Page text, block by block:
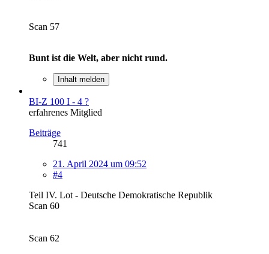
Scan 57
Bunt ist die Welt, aber nicht rund.
Inhalt melden
BI-Z 100 I - 4 ?
erfahrenes Mitglied
Beiträge
741
21. April 2024 um 09:52
#4
Teil IV. Lot - Deutsche Demokratische Republik
Scan 60
Scan 62